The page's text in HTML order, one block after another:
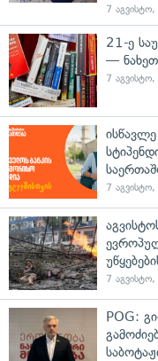
7
21-ე
—
7
7
7
POG: